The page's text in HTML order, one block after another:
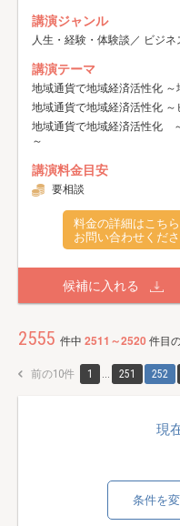
講演ジャンル
人生・経験・体験談／ ビジ
講演テーマ
地域通貨で地域経済活性化
地域通貨で地域経済活性化
地域通貨で地域経済活性化
～
講演料金目安
要相談
料金の詳細はこち
お問い合わせくだ
候補に入れる
2555 件中 2511～2520件目
前の10件 1 251 252
現
条件を